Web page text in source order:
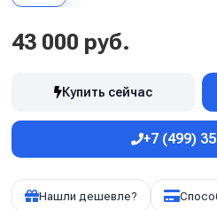
43 000 руб.
Купить сейчас
+7 (499)
Нашли дешевле?